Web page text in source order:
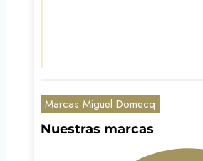
Marcas Miguel Domecq
Nuestras marcas